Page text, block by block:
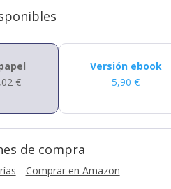
€
Versión ebook
5,90€
de compra
Comprar en Amazon